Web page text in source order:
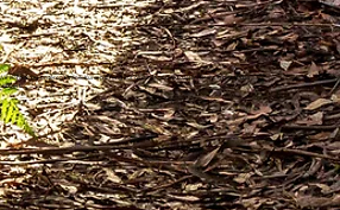
achten bei unseren Online-Kursen streng auf Qualität und Aktualität. Deshalb bietet das